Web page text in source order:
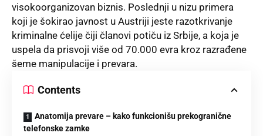
visokoorganizovan biznis. Poslednji u nizu primera
koji je šokirao javnost u Austriji jeste razotkrivanje
kriminalne ćelije čiji članovi potiču iz Srbije, a koja je
uspela da prisvoji više od 70.000 evra kroz razrađene
šeme manipulacije i prevara.
Contents
Anatomija prevare – kako funkcionišu prekogranične
telefonske zamke